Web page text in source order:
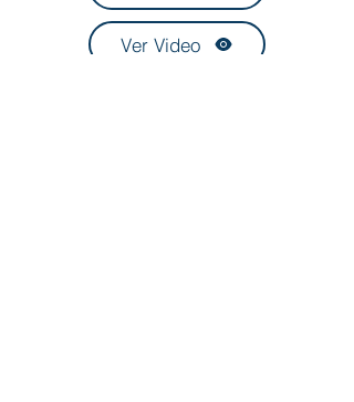
Ver Video